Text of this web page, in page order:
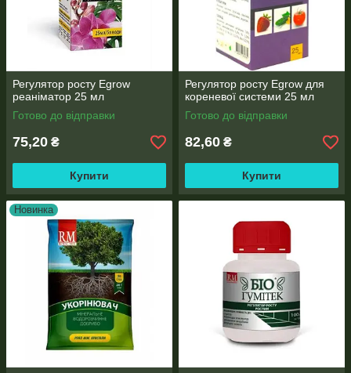
Регулятор росту Egrow
реаніматор 25 мл
Готово до відправки
75,20 ₴
Купити
Регулятор росту Egrow для
кореневої системи 25 мл
Готово до відправки
82,60 ₴
Купити
Новинка